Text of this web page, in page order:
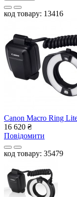
код товару: 13416
Canon Macro Ring
16 620 ₴
Повідомити
код товару: 35479